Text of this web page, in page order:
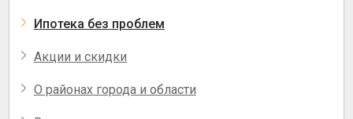
Ипотека без проблем
Акции и скидки
О районах города и области